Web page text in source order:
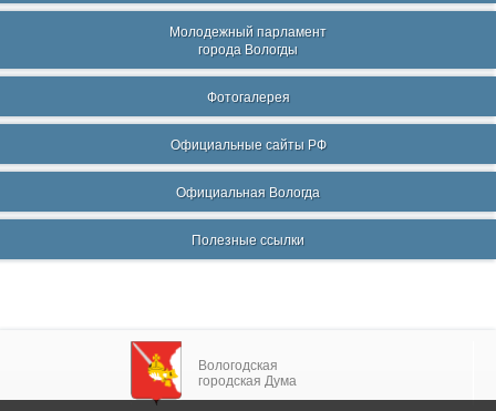
Молодежный парламент
города Вологды
Фотогалерея
Официальные сайты РФ
Официальная Вологда
Полезные ссылки
Вологодская
городская Дума